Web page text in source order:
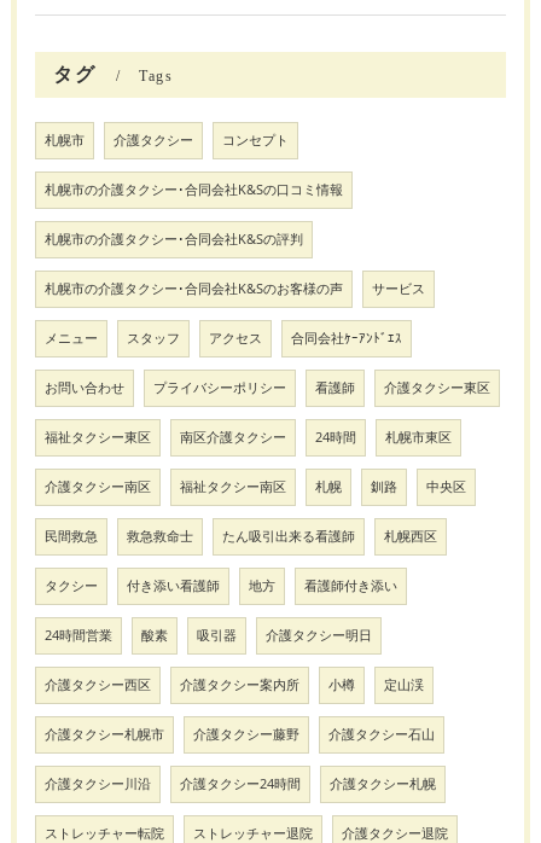
タグ Tags
札幌市 介護タクシー コンセプト
札幌市の介護タクシー･合同会社K&Sの口コミ情報
札幌市の介護タクシー･合同会社K&Sの評判
札幌市の介護タクシー･合同会社K&Sのお客様の声 サービス
メニュー スタッフ アクセス 合同会社ｹｰｱﾝﾄﾞｴｽ
お問い合わせ プライバシーポリシー 看護師 介護タクシー東区
福祉タクシー東区 南区介護タクシー 24時間 札幌市東区
介護タクシー南区 福祉タクシー南区 札幌 釧路 中央区
民間救急 救急救命士 たん吸引出来る看護師 札幌西区
タクシー 付き添い看護師 地方 看護師付き添い
24時間営業 酸素 吸引器 介護タクシー明日
介護タクシー西区 介護タクシー案内所 小樽 定山渓
介護タクシー札幌市 介護タクシー藤野 介護タクシー石山
介護タクシー川沿 介護タクシー24時間 介護タクシー札幌
ストレッチャー転院 ストレッチャー退院 介護タクシー退院